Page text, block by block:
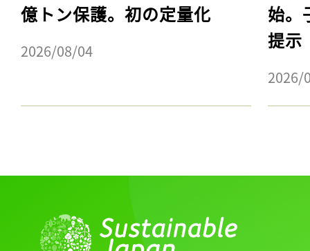
億トン保護。初の定量化
2026/08/04
始。
提示
2026/
記事をお気に入りに
ログイン